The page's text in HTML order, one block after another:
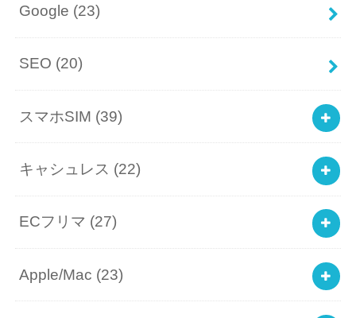
Google (23)
SEO (20)
スマホSIM (39)
キャシュレス (22)
ECフリマ (27)
Apple/Mac (23)